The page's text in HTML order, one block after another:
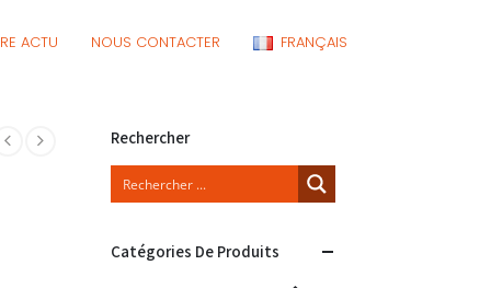
ACTU NOUS CONTACTER FRANÇAIS
Rechercher
Catégories De Produits